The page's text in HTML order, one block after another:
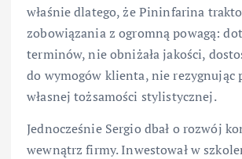
właśnie dlatego, że Pininfarina
zobowiązania z ogromną powagą:
terminów, nie obniżała jakości,
do wymogów klienta, nie rezygnując
własnej tożsamości stylistycznej.
Jednocześnie Sergio dbał o rozwój
wewnątrz firmy. Inwestował w